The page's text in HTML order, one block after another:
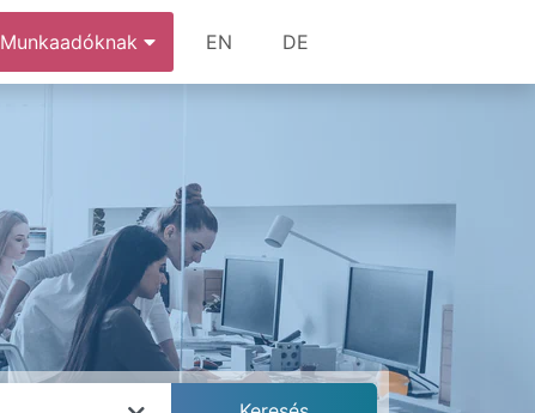
Munkaadóknak EN DE